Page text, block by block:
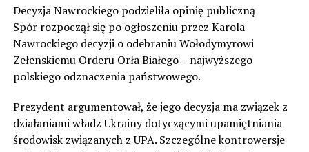
Decyzja Nawrockiego podzieliła opinię publiczną
Spór rozpoczął się po ogłoszeniu przez Karola
Nawrockiego decyzji o odebraniu Wołodymyrowi
Zełenskiemu Orderu Orła Białego – najwyższego
polskiego odznaczenia państwowego.
Prezydent argumentował, że jego decyzja ma związek z
działaniami władz Ukrainy dotyczącymi upamiętniania
środowisk związanych z UPA. Szczególne kontrowersje